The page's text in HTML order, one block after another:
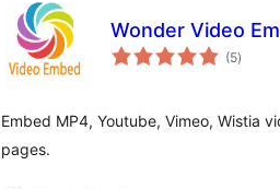
Wonder Video
(5celkové
)
Embed MP4, Youtube, Vimeo, Wistia
pages.